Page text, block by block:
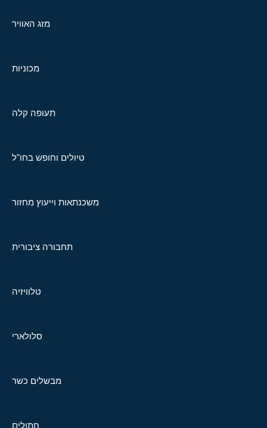
מזג האוויר
מכוניות
תעופה קלה
טיולים וחופש בחו"ל
משכנתאות וייעוץ מחזור
תחבורה ציבורית
טלוויזיה
סלולארי
מבשלים כשר
חתולים